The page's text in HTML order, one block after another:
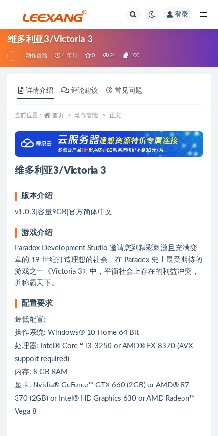
登录
维多利亚3/Victoria 3
动作冒险 4 年前 0 24 100
详情介绍 评论建议 常见问题
当前位置： 首页 动作冒险 正文
维多利亚3/Victoria 3
版本介绍
v1.0.3|容量9GB|官方简体中文
游戏介绍
Paradox Development Studio 邀请您到精彩刺激且充满变
革的 19 世纪打造理想的社会。在 Paradox 史上最受期待的
游戏之一《Victoria 3》中，平衡社会上存在的利益冲突，
并称霸天下。
配置要求
最低配置:
操作系统: Windows® 10 Home 64 Bit
处理器: Intel® Core™ i3-3250 or AMD® FX 8370 (AVX
support required)
内存: 8 GB RAM
显卡: Nvidia® GeForce™ GTX 660 (2GB) or AMD® R7
370 (2GB) or Intel® HD Graphics 630 or AMD Radeon™
Vega 8